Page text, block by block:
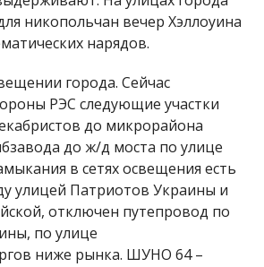
города. Сейчас
РЭС следующие участки
до ж/д моста по улице
в сетях освещения есть
улицей Патриотов Украины и
отключен путепровод по
по улице
ниже рынка. ШУНО 64 –
восстановлено” – рассказал
автомобильные дороги –